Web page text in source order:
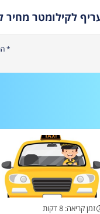
*
זמן קריאה: 8 דקות